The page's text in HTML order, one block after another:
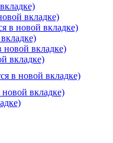
вкладке)
в новой вкладке)
новой вкладке)
вкладке)
в новой вкладке)
новой вкладке)